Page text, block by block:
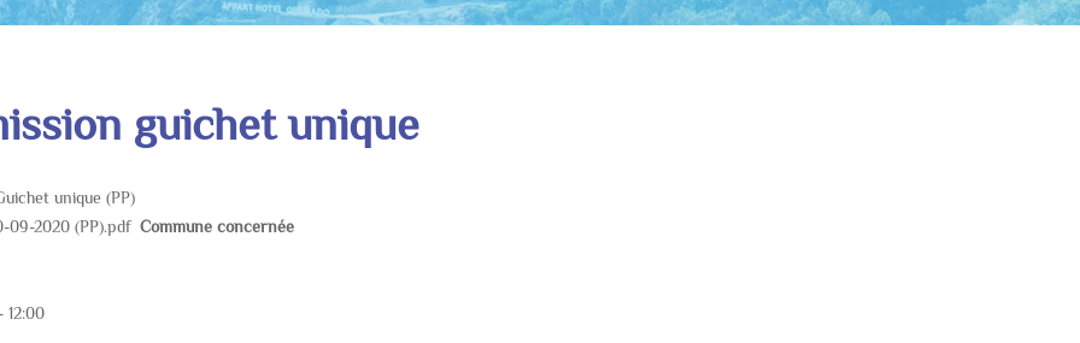
guichet unique
unique (PP)
09-2020 (PP).pdf Commune concernée